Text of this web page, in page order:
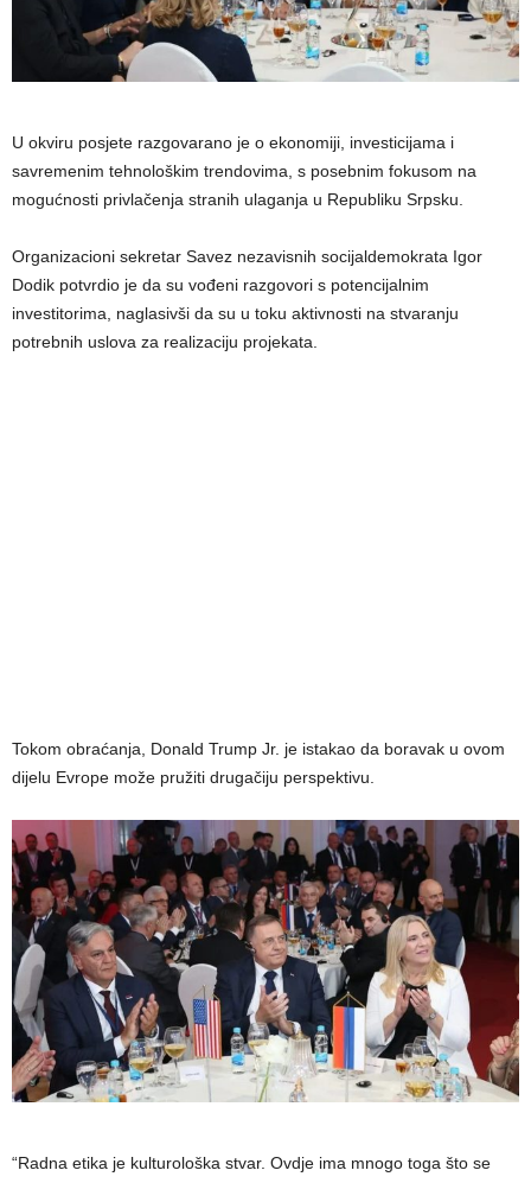
U okviru posjete razgovarano je o ekonomiji, investicijama i
savremenim tehnološkim trendovima, s posebnim fokusom na
mogućnosti privlačenja stranih ulaganja u Republiku Srpsku.
Organizacioni sekretar Savez nezavisnih socijaldemokrata Igor
Dodik potvrdio je da su vođeni razgovori s potencijalnim
investitorima, naglasivši da su u toku aktivnosti na stvaranju
potrebnih uslova za realizaciju projekata.
Tokom obraćanja, Donald Trump Jr. je istakao da boravak u ovom
dijelu Evrope može pružiti drugačiju perspektivu.
“Radna etika je kulturološka stvar. Ovdje ima mnogo toga što se